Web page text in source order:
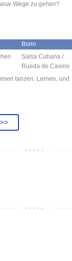
Wege zu gehen?
Bonn
Salsa Cubana /
Rueda de Casino
tanzen. Lernen, und